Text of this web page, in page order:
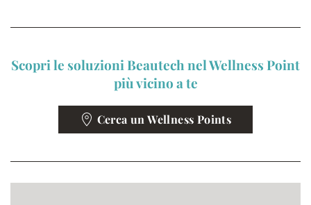
Scopri le soluzioni Beautech nel Wellness Point
più vicino a te
Cerca un Wellness Points